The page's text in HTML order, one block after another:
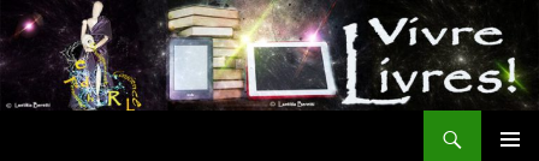
Aller
au
contenu